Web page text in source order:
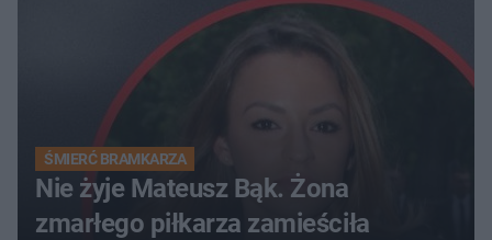
ŚMIERĆ BRAMKARZA
Nie żyje Mateusz Bąk. Żona
zmarłego piłkarza zamieściła